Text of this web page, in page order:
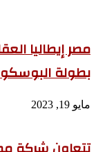
مصر إيطاليا
بطولة البوسكو
مايو 19, 2023